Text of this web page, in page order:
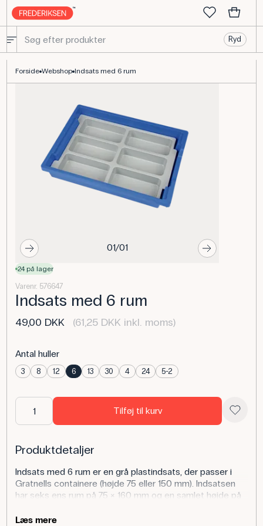
Ryd
Forside Webshop Indsats med 6 rum
01/01
24 på lager
Varenr. 576647
Indsats med 6 rum
49,00 DKK (61,25 DKK inkl. moms)
Antal huller
3 8 12 6 13 30 4 24 5-2
Tilføj til kurv
Produktdetaljer
Indsats med 6 rum er en grå plastindsats, der passer i
Gratnells containere (højde 75 eller 150 mm). Indsatsen
har seks ens rum på 75 × 160 mm og en samlet højde på
småmaterialer og laboratorietilbehør. Den leveres som
Læs mere